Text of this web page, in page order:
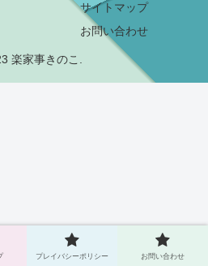
サイトマップ
お問い合わせ
楽家事きのこ.
プレイバシーポリシー お問い合わせ